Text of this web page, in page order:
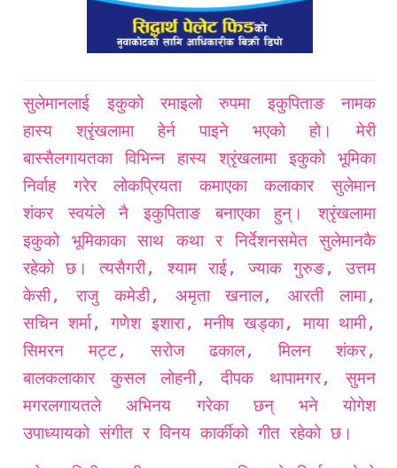
सुलेमानलाई इकुको रमाइलो रुपमा इकुपिताङ नामक
हास्य श्रृंखलामा हेर्न पाइने भएको हो। मेरी
बास्सैलगायतका विभिन्न हास्य श्रृंखलामा इकुको भूमिका
निर्वाह गरेर लोकप्रियता कमाएका कलाकार सुलेमान
शंकर स्वयंले नै इकुपिताङ बनाएका हुन्। श्रृंखलामा
इकुको भूमिकाका साथ कथा र निर्देशनसमेत सुलेमानकै
रहेको छ। त्यसैगरी, श्याम राई, ज्याक गुरुङ, उत्तम
केसी, राजु कमेडी, अमृता खनाल, आरती लामा,
सचिन शर्मा, गणेश इशारा, मनीष खड्का, माया थामी,
सिमरन मट्ट, सरोज ढकाल, मिलन शंकर,
बालकलाकार कुसल लोहनी, दीपक थापामगर, सुमन
मगरलगायतले अभिनय गरेका छन् भने योगेश
उपाध्यायको संगीत र विनय कार्कीको गीत रहेको छ।